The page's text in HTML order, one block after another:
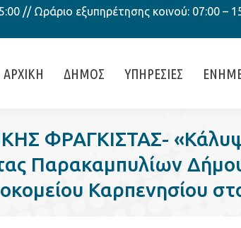
// Ωράριο εξυπηρέτησης κοινού: 07:00 –
ΑΡΧΙΚΗ ΔΗΜΟΣ ΥΠΗΡΕΣΙΕΣ
ΦΡΑΓΚΙΣΤΑΣ-
Παρακαμπυλίων Δήμου
Καρπενησίου